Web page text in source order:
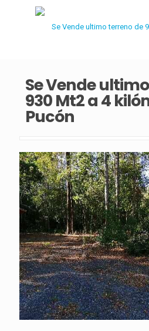
Se Vende
930 Mt2 a 4
Pucón